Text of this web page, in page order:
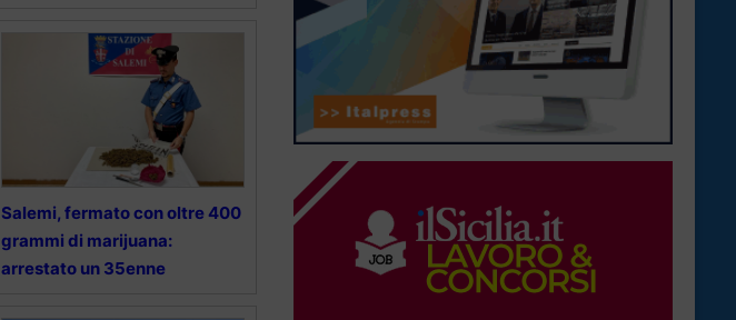
Salemi, fermato con oltre 400
grammi di marijuana:
arrestato un 35enne